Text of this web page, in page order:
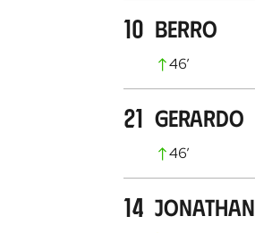
10 Berro
46’
21 Gerardo
46’
14 Jonathan